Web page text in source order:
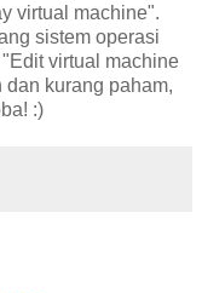
virtual machine".
sistem operasi
virtual machine
kurang paham,
:)